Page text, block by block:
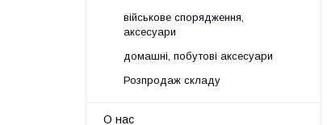
військове спорядження,
аксесуари
домашні, побутові аксесуари
Розпродаж складу
О нас